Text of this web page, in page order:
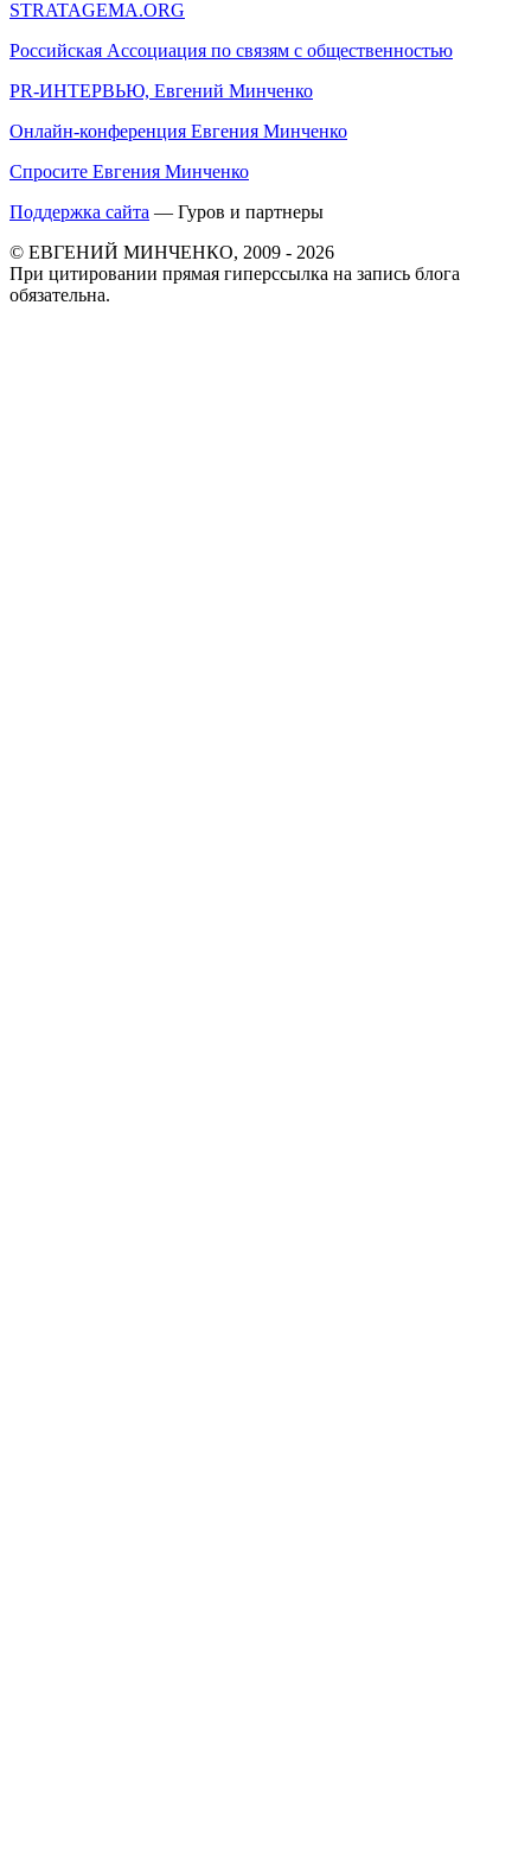
STRATAGEMA.ORG
Российская Ассоциация по связям с общественностью
PR-ИНТЕРВЬЮ, Евгений Минченко
Онлайн-конференция Евгения Минченко
Спросите Евгения Минченко
Поддержка сайта — Гуров и партнеры
© ЕВГЕНИЙ МИНЧЕНКО, 2009 - 2026
При цитировании прямая гиперссылка на запись блога
обязательна.